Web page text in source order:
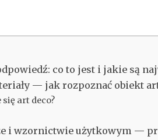
co to jest i jakie są
— jak rozpoznać obiekt
art deco?
i wzornictwie użytkowym —